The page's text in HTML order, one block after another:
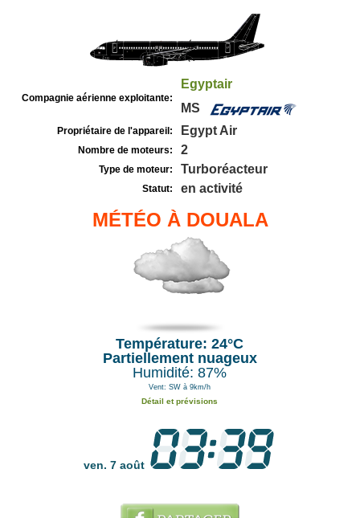
Compagnie aérienne exploitante:
Egyptair
MS
Propriétaire de l'appareil: Egypt Air
Nombre de moteurs: 2
Type de moteur: Turboréacteur
Statut: en activité
MÉTÉO À DOUALA
Température: 24°C
Partiellement nuageux
Humidité: 87%
Vent: SW à 9km/h
Détail et prévisions
ven. 7 août